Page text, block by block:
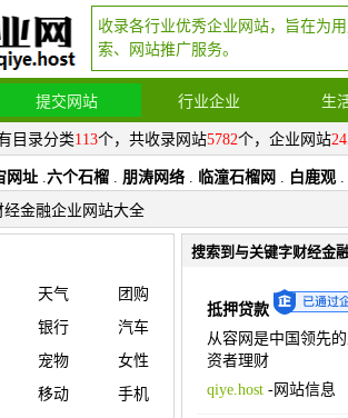
收录各行业优秀企业网站，旨在为
索、网站推广服务。
提交网站 行业企业 生
目录分类113个，共收录网站5782个，企业网站
网址 .六个石榴 . 朋涛网络 . 临潼石榴网 . 白鹿观 .
经金融企业网站大全
天气
团购
银行
汽车
宠物
女性
移动
手机
搜索到与关键字财经金
抵押贷款
从容网是中国领先
资者理财
qiye.host-网站信息